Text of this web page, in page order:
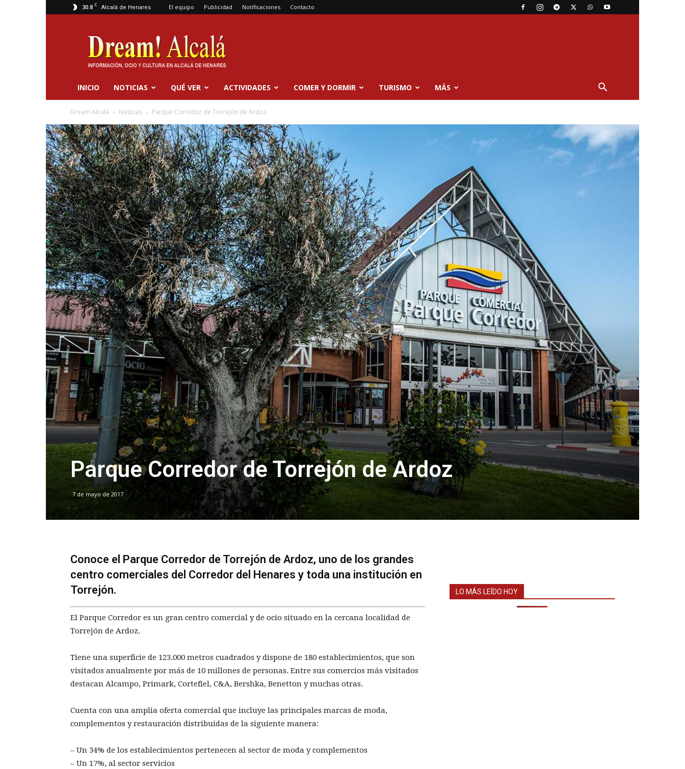
30.8 C Alcalá de Henares El equipo Publicidad Notificaciones Contacto
Dream
Alcalá
INICIO NOTICIAS QUÉ VER ACTIVIDADES COMER Y DORMIR TURISMO MÁS
Dream Alcalá Noticias Parque Corredor de Torrejón de Ardoz
Parque Corredor de Torrejón de Ardoz
7 de mayo de 2017
Conoce el Parque Corredor de Torrejón de Ardoz, uno de los grandes
centro comerciales del Corredor del Henares y toda una institución en
Torrejón.
El Parque Corredor es un gran centro comercial y de ocio situado en la cercana localidad de
Torrejón de Ardoz.
Tiene una superficie de 123.000 metros cuadrados y dispone de 180 establecimientos, que son
visitados anualmente por más de 10 millones de personas. Entre sus comercios más visitados
destacan Alcampo, Primark, Cortefiel, C&A, Bershka, Benetton y muchas otras.
Cuenta con una amplia oferta comercial que incluye las principales marcas de moda,
complementos y restauración distribuidas de la siguiente manera:
– Un 34% de los establecimientos pertenecen al sector de moda y complementos
– Un 17%, al sector servicios
LO MÁS LEÍDO HOY